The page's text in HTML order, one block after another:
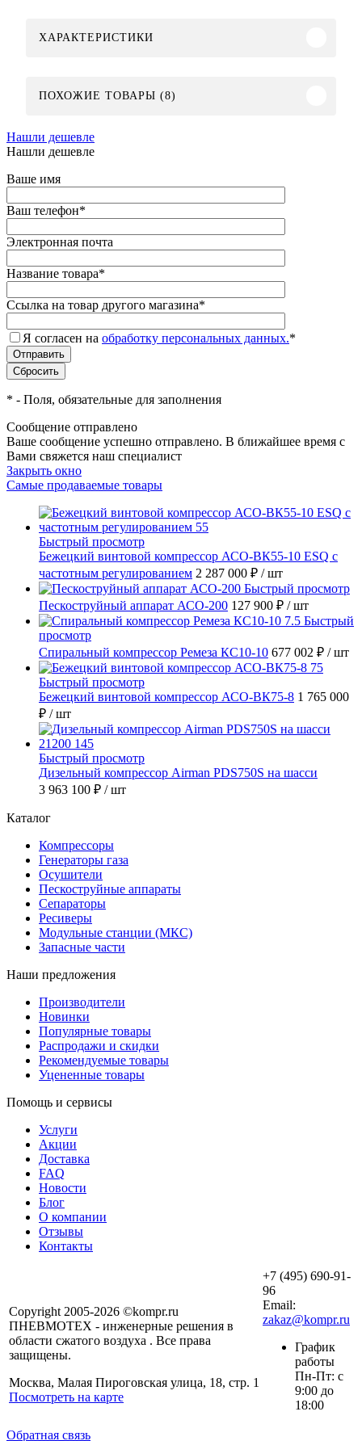
ХАРАКТЕРИСТИКИ
ПОХОЖИЕ ТОВАРЫ (8)
Нашли дешевле
Нашли дешевле
Ваше имя
Ваш телефон*
Электронная почта
Название товара*
Ссылка на товар другого магазина*
Я согласен на обработку персональных данных.*
* - Поля, обязательные для заполнения
Сообщение отправлено
Ваше сообщение успешно отправлено. В ближайшее время с
Вами свяжется наш специалист
Закрыть окно
Самые продаваемые товары
Быстрый просмотр
Бежецкий винтовой компрессор АСО-ВК55-10 ESQ с
частотным регулированием 2 287 000 ₽ / шт
Быстрый просмотр
Пескоструйный аппарат АСО-200 127 900 ₽ / шт
Быстрый
просмотр
Спиральный компрессор Ремеза КС10-10 677 002 ₽ / шт
Быстрый просмотр
Бежецкий винтовой компрессор АСО-ВК75-8 1 765 000
₽ / шт
Быстрый просмотр
Дизельный компрессор Airman PDS750S на шасси
3 963 100 ₽ / шт
Каталог
Компрессоры
Генераторы газа
Осушители
Пескоструйные аппараты
Сепараторы
Ресиверы
Модульные станции (МКС)
Запасные части
Наши предложения
Производители
Новинки
Популярные товары
Распродажи и скидки
Рекомендуемые товары
Уцененные товары
Помощь и сервисы
Услуги
Акции
Доставка
FAQ
Новости
Блог
О компании
Отзывы
Контакты
Copyright 2005-2026 ©kompr.ru
ПНЕВМОТЕХ - инженерные решения в
области сжатого воздуха . Все права
защищены.
Москва, Малая Пироговская улица, 18, стр. 1
Посмотреть на карте
+7 (495) 690-91-
96
Email:
zakaz@kompr.ru
График
работы
Пн-Пт: с
9:00 до
18:00
Обратная связь